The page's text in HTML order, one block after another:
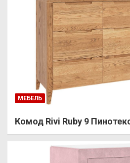
МЕБЕЛЬ
Комод Rivi Ruby 9